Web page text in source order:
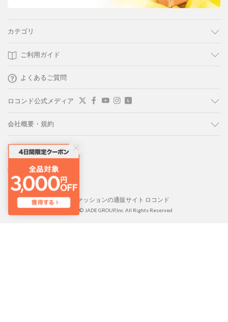
カテゴリ
ご利用ガイド
よくあるご質問
ロコンド公式メディア
会社概要・規約
LOCONDO PC版
LOCONDO アプリ
靴とファッションの通販サイト ロコンド
Copyright © JADE GROUP,Inc. All Rights Reserved